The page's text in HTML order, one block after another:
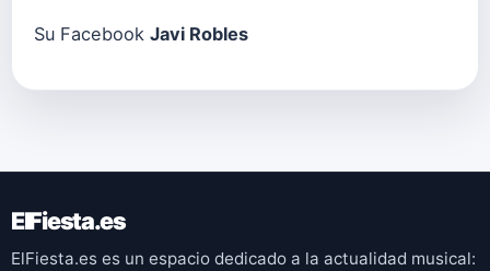
Su Facebook Javi Robles
ElFiesta.es
ElFiesta.es es un espacio dedicado a la actualidad musical: